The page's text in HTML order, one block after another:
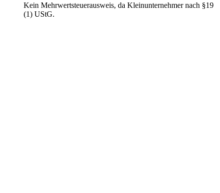
Kein Mehrwertsteuerausweis, da Kleinunternehmer nach §19
(1) UStG.